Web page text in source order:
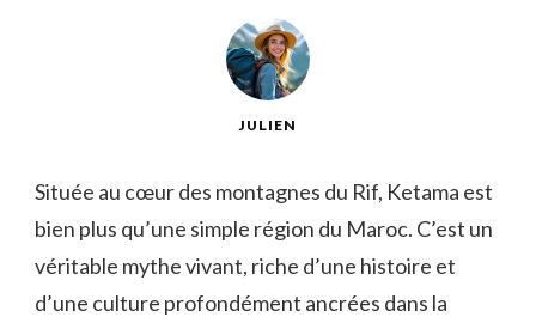
JULIEN
Située au cœur des montagnes du Rif, Ketama est
bien plus qu’une simple région du Maroc. C’est un
véritable mythe vivant, riche d’une histoire et
d’une culture profondément ancrées dans la